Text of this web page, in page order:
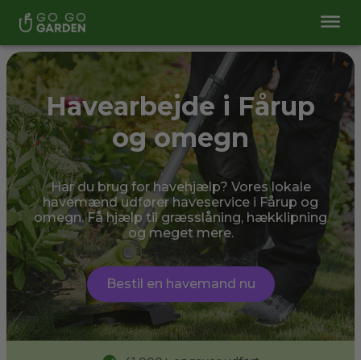
Havearbejde i Fårup
og omegn
Har du brug for havehjælp? Vores lokale
havemænd udfører haveservice i Fårup og
omegn. Få hjælp til græsslåning, hækklipning
og meget mere.
Bestil en havemand nu